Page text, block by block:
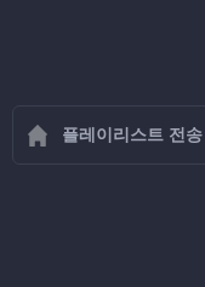
플레이리스트 전송